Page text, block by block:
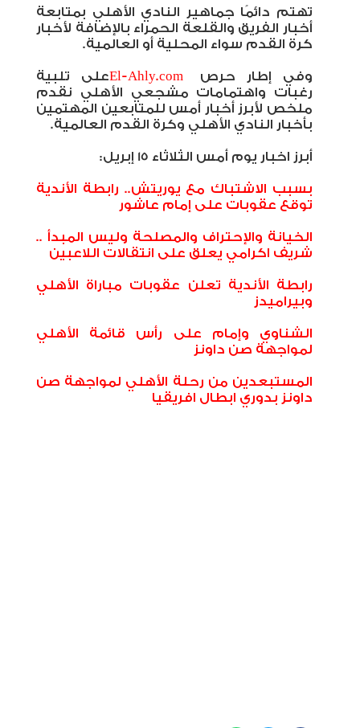
تهتم دائمًا جماهير النادي الأهلي بمتابعة
أخبار الفريق والقلعة الحمراء بالإضافة لأخبار
كرة القدم سواء المحلية أو العالمية.
وفي إطار حرص El-Ahly.comعلى تلبية
رغبات واهتمامات مشجعي الأهلي نقدم
ملخص لأبرز أخبار أمس للمتابعين المهتمين
بأخبار النادي الأهلي وكرة القدم العالمية.
أبرز اخبار يوم أمس الثلاثاء 15 إبريل:
بسبب الاشتباك مع يوريتش.. رابطة الأندية
توقع عقوبات على إمام عاشور
الخيانة والإحتراف والمصلحة وليس المبدأ ..
شريف اكرامي يعلق على انتقالات اللاعبين
رابطة الأندية تعلن عقوبات مباراة الأهلي
وبيراميدز
الشناوي وإمام على رأس قائمة الأهلي
لمواجهة صن داونز
المستبعدين من رحلة الأهلي لمواجهة صن
داونز بدوري ابطال افريقيا